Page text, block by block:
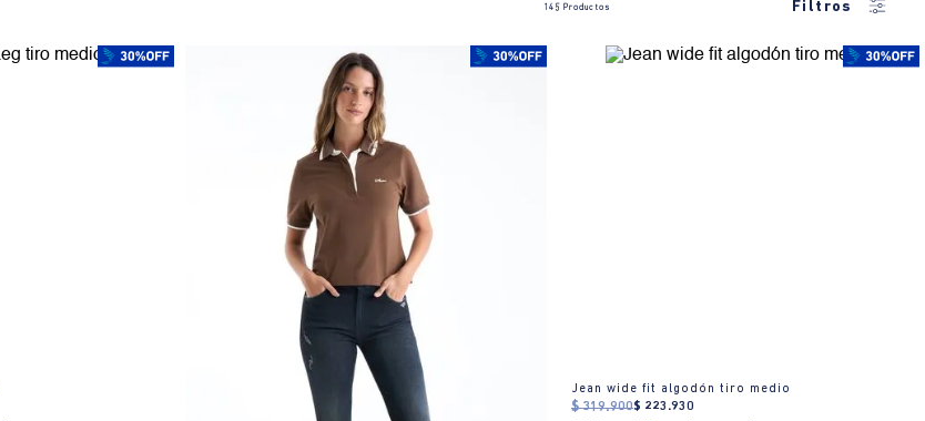
145 Productos Filtros
Jean wide fit algodón tiro medio
$ 319.900$ 223 .930